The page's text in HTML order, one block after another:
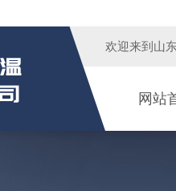
欢迎来到 山
网站